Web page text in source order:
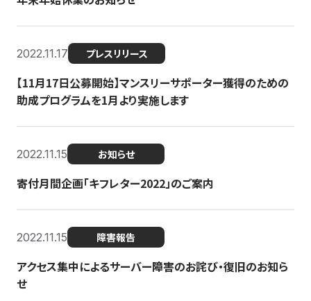
2022.11.17 プレスリリース
【11月17日公募開始】マンスリーサポーター獲得のための
助成プログラムを1月より実施します
2022.11.15 お知らせ
寄付月間企画「キフレター2022」のご案内
2022.11.15 障害報告
アクセス集中によるサーバー障害のお詫び・復旧のお知ら
せ